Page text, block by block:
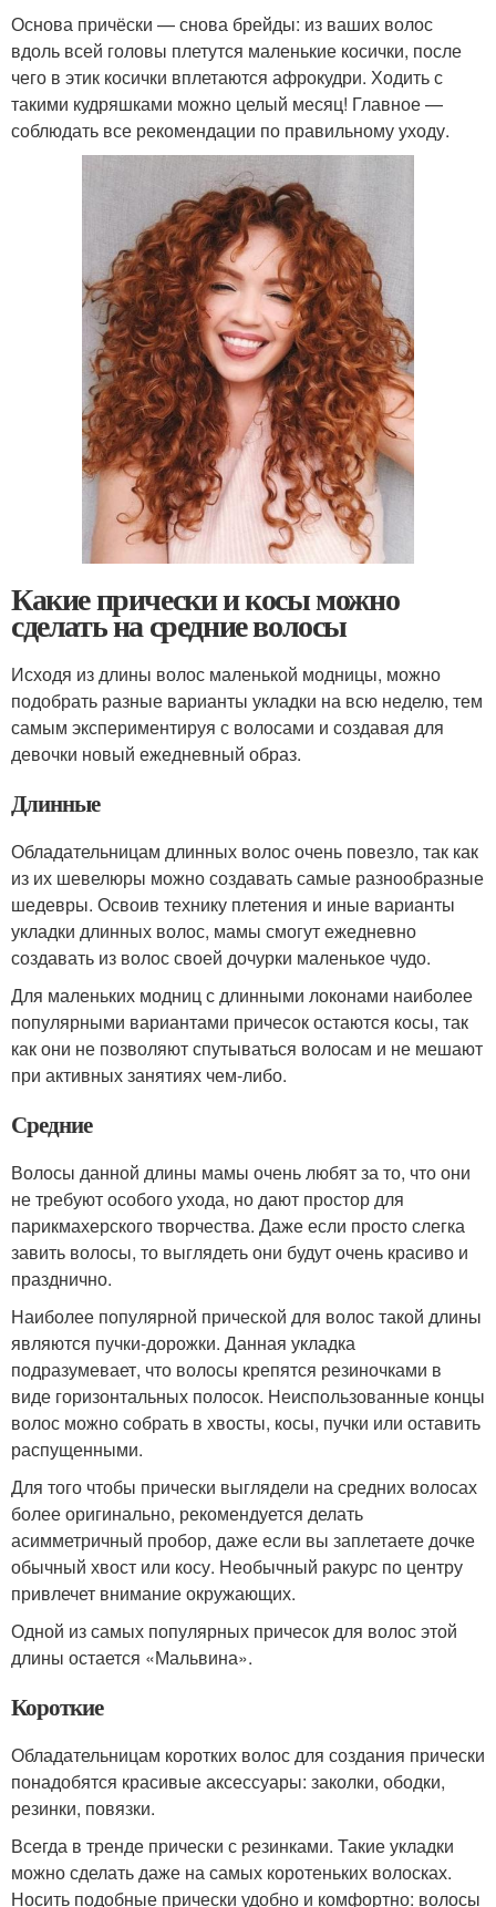
Основа причёски — снова брейды: из ваших волос
вдоль всей головы плетутся маленькие косички, после
чего в этик косички вплетаются афрокудри. Ходить с
такими кудряшками можно целый месяц! Главное —
соблюдать все рекомендации по правильному уходу.
Какие прически и косы можно
сделать на средние волосы
Исходя из длины волос маленькой модницы, можно
подобрать разные варианты укладки на всю неделю, тем
самым экспериментируя с волосами и создавая для
девочки новый ежедневный образ.
Длинные
Обладательницам длинных волос очень повезло, так как
из их шевелюры можно создавать самые разнообразные
шедевры. Освоив технику плетения и иные варианты
укладки длинных волос, мамы смогут ежедневно
создавать из волос своей дочурки маленькое чудо.
Для маленьких модниц с длинными локонами наиболее
популярными вариантами причесок остаются косы, так
как они не позволяют спутываться волосам и не мешают
при активных занятиях чем-либо.
Средние
Волосы данной длины мамы очень любят за то, что они
не требуют особого ухода, но дают простор для
парикмахерского творчества. Даже если просто слегка
завить волосы, то выглядеть они будут очень красиво и
празднично.
Наиболее популярной прической для волос такой длины
являются пучки-дорожки. Данная укладка
подразумевает, что волосы крепятся резиночками в
виде горизонтальных полосок. Неиспользованные концы
волос можно собрать в хвосты, косы, пучки или оставить
распущенными.
Для того чтобы прически выглядели на средних волосах
более оригинально, рекомендуется делать
асимметричный пробор, даже если вы заплетаете дочке
обычный хвост или косу. Необычный ракурс по центру
привлечет внимание окружающих.
Одной из самых популярных причесок для волос этой
длины остается «Мальвина».
Короткие
Обладательницам коротких волос для создания прически
понадобятся красивые аксессуары: заколки, ободки,
резинки, повязки.
Всегда в тренде прически с резинками. Такие укладки
можно сделать даже на самых коротеньких волосках.
Носить подобные прически удобно и комфортно: волосы